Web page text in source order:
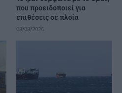
που προειδοποιεί για
επιθέσεις σε πλοία
08/08/2026